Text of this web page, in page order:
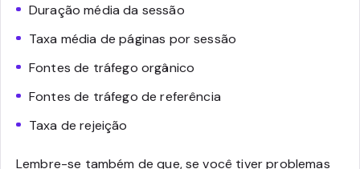
Duração média da sessão
Taxa média de páginas por sessão
Fontes de tráfego orgânico
Fontes de tráfego de referência
Taxa de rejeição
Lembre-se também de que, se você tiver problemas